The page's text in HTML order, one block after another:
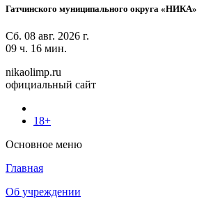
Гатчинского муниципального округа «НИКА»
Сб. 08 авг. 2026 г.
09 ч. 16 мин.
nikaolimp.ru
официальный сайт
18+
Основное меню
Главная
Об учреждении